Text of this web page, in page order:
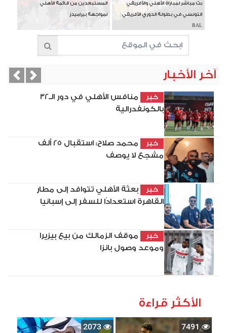
بث مباشر لمباراة الأهلي والأفريقي
التونسي في بطولة الدوري الأفريقي
BAL
المستبعدين من قائمة الأهلي
لمواجهة بيراميدز
آخر الأخبار
خبر
منافس الأهلي في دور الـ32
بالكونفدرالية
خبر
محمد صلاح: استقبال 25 ألف
مشجع لا يوصف
خبر
بعثة الأهلي تتوافد إلى مطار
القاهرة استعدادًا للسفر إلى إسبانيا
خبر
موقف الزمالك من بيع بيزيرا
وموعد وصول بانزا
Next
الأكثر قراءة
7491
2073